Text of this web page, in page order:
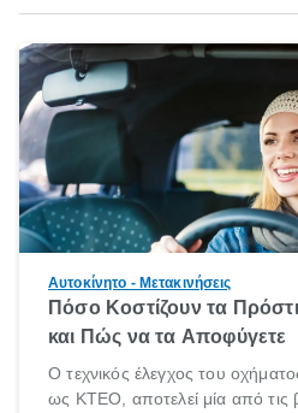
Αυτοκίνητο - Μετακινήσεις
Πόσο Κοστίζουν τα
και Πώς να τα Αποφύγετε
Ο τεχνικός έλεγχος του
ως ΚΤΕΟ, αποτελεί μία από τις